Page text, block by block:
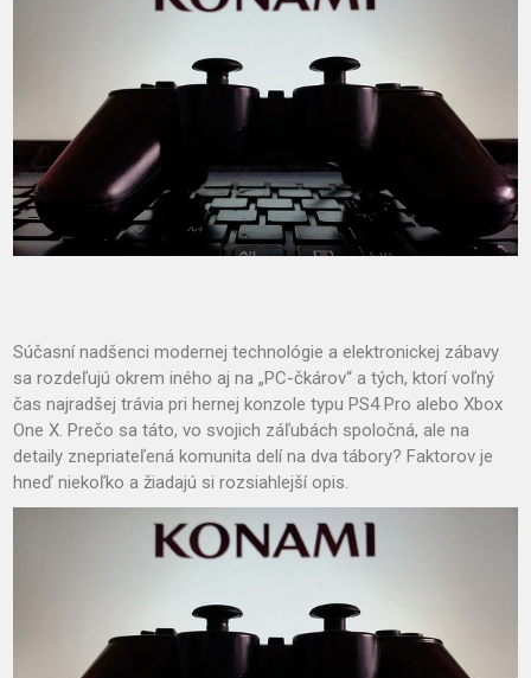
Súčasní nadšenci modernej technológie a elektronickej zábavy
sa rozdeľujú okrem iného aj na „PC-čkárov“ a tých, ktorí voľný
čas najradšej trávia pri hernej konzole typu PS4 Pro alebo Xbox
One X. Prečo sa táto, vo svojich záľubách spoločná, ale na
detaily znepriateľená komunita delí na dva tábory? Faktorov je
hneď niekoľko a žiadajú si rozsiahlejší opis.